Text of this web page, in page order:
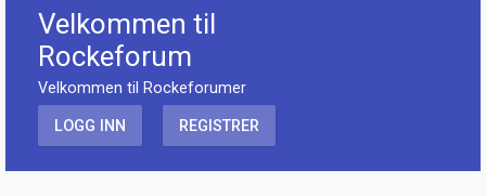
Velkommen til
Rockeforum
Velkommen til Rockeforumer
LOGG INN REGISTRER